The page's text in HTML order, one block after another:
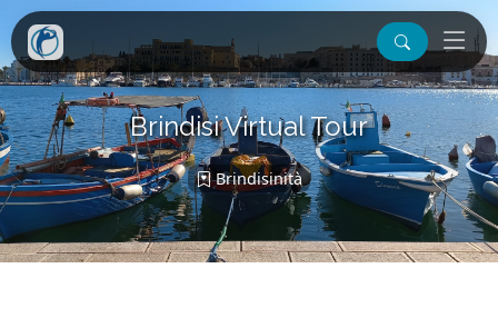
Brindisi Virtual Tour
Brindisinità